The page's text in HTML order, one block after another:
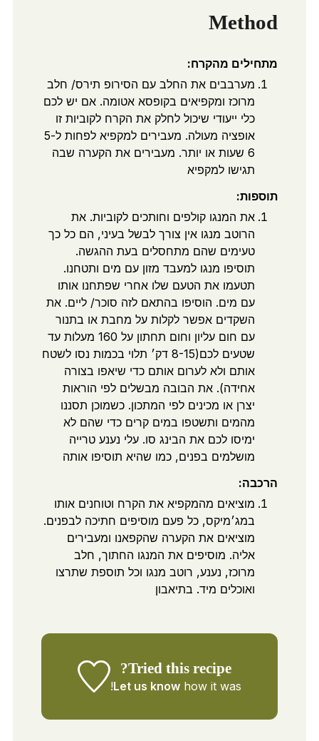
Method
מתחילים מהקרח:
מערבבים את החלב עם הסירופ תירס/ חלב
מרוכז ומקפיאים בקופסא אטומה. אם יש לכם
כלי ייעודי שיכול לחלק את הקרח לקוביות זו
אופציה מעולה. מעבירים למקפיא לפחות ל5-
6 שעות או יותר. מעבירים את הקערה שבה
תגישו למקפיא
תוספות:
את המנגו קולפים וחותכים לקוביות. את
הרוטב מנגו אין צורך לבשל בעיני, הם כל כך
טעימים שהם מתחסלים בעת ההגשה.
תוסיפו מנגו למעבד מזון עם מים ותטחנו.
תטעמו את הטעם שלו אחרי שפתחנו אותו
עם מים. הוסיפו בהתאם לזה סוכר/ ליים. את
השקדים אפשר לקלות על מחבת או בתנור
עם חום עליון וחום תחתון על 160 מעלות עד
שטעים לכם(8-15 דק׳ תלוי בכמות נסו לשטח
אותם ולא לערום אותם כדי שיאפו בצורה
אחידה). את הבובה מבשלים לפי הוראות
יצרן או מכינים לפי המתכון. כשמוכן תסננו
מהמים ותשטפו במים קרים כדי שהם לא
ימיסו לכם את הבינג סו. עלי נענע טרייה
מושלמים בפנים, כמו שהיא תוסיפו אותה
הרכבה:
מוציאים מהמקפיא את הקרח וטוחנים אותו
במג׳מיקס, כל פעם מוסיפים חתיכה לבפנים.
מוציאים את הקערה שהקפאנו ומעבירים
אליה. מוסיפים את המנגו החתוך, חלב
מרוכז, נענע, רוטב מנגו וכל תוספת שתרצו
ואוכלים מיד. בתיאבון
Tried this recipe?
Let us knowhow it was!